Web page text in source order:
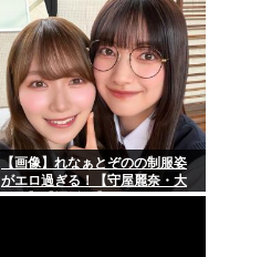
【画像】れなぁとぞのの制服姿
がエロ過ぎる！【守屋麗奈・大
園玲】【櫻坂46】